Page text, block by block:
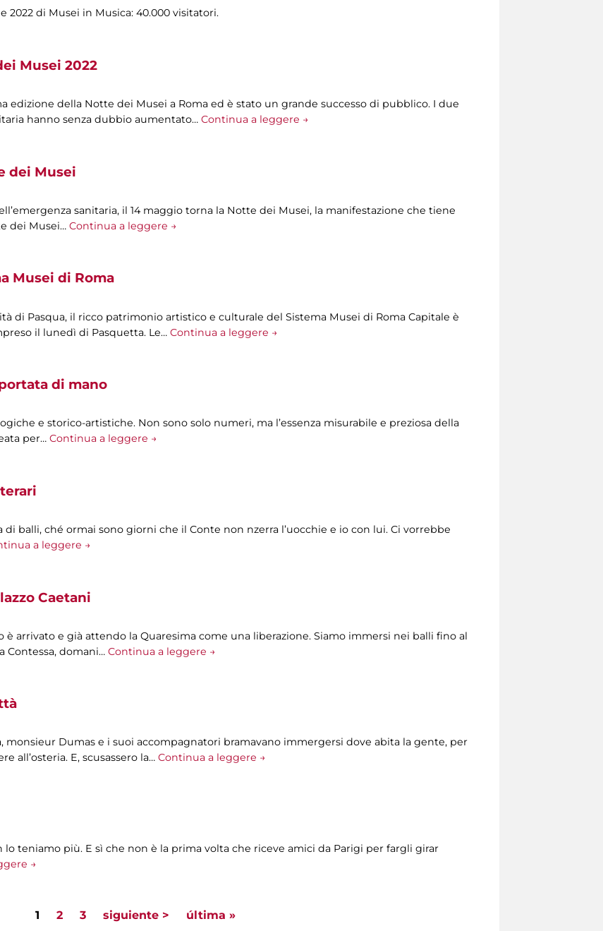
2022 di Musei in Musica: 40.000 visitatori.
Musei 2022
edizione della Notte dei Musei a Roma ed è stato un grande successo di pubblico. I due
hanno senza dubbio aumentato… Continua a leggere →
dei Musei
sanitaria, il 14 maggio torna la Notte dei Musei, la manifestazione che tiene
dei Musei… Continua a leggere →
Musei di Roma
di Pasqua, il ricco patrimonio artistico e culturale del Sistema Musei di Roma Capitale è
il lunedì di Pasquetta. Le… Continua a leggere →
di mano
e storico-artistiche. Non sono solo numeri, ma l’essenza misurabile e preziosa della
per… Continua a leggere →
di balli, ché ormai sono giorni che il Conte non nzerra l’uocchie e io con lui. Ci vorrebbe
a leggere →
Caetani
è arrivato e già attendo la Quaresima come una liberazione. Siamo immersi nei balli fino al
Contessa, domani… Continua a leggere →
monsieur Dumas e i suoi accompagnatori bramavano immergersi dove abita la gente, per
all’osteria. E, scusassero la… Continua a leggere →
teniamo più. E sì che non è la prima volta che riceve amici da Parigi per fargli girar
→
1 2 3 siguiente > última »